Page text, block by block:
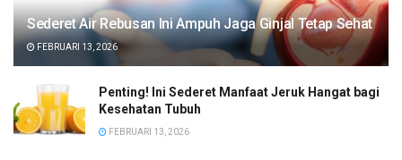
Sederet Air Rebusan Ini Ampuh Jaga Ginjal Tetap Sehat
FEBRUARI 13, 2026
Penting! Ini Sederet Manfaat Jeruk Hangat bagi
Kesehatan Tubuh
FEBRUARI 13, 2026